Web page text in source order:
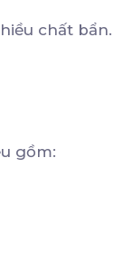
chất bẩn.
gồm: